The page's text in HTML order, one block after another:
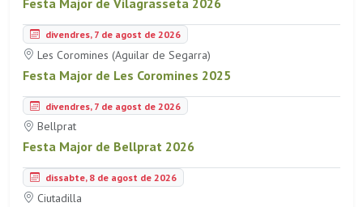
Festa Major de Vilagrasseta 2026
divendres, 7 de agost de 2026
Les Coromines (Aguilar de Segarra)
Festa Major de Les Coromines 2025
divendres, 7 de agost de 2026
Bellprat
Festa Major de Bellprat 2026
dissabte, 8 de agost de 2026
Ciutadilla